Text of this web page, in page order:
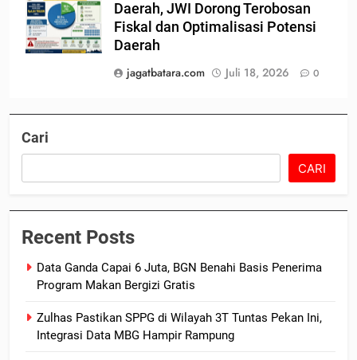
Daerah, JWI Dorong Terobosan
Fiskal dan Optimalisasi Potensi
Daerah
jagatbatara.com
Juli 18, 2026 0
Cari
CARI
Recent Posts
Data Ganda Capai 6 Juta, BGN Benahi Basis Penerima
Program Makan Bergizi Gratis
Zulhas Pastikan SPPG di Wilayah 3T Tuntas Pekan Ini,
Integrasi Data MBG Hampir Rampung